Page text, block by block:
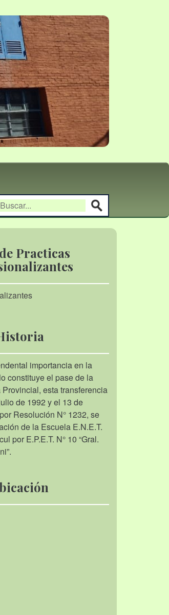
Practicas
importancia en la
constituye el pase de la
esta transferencia
de 1992 y el 13 de
Resolución N° 1232, se
de la Escuela E.N.E.T.
por E.P.E.T. N° 10 “Gral.